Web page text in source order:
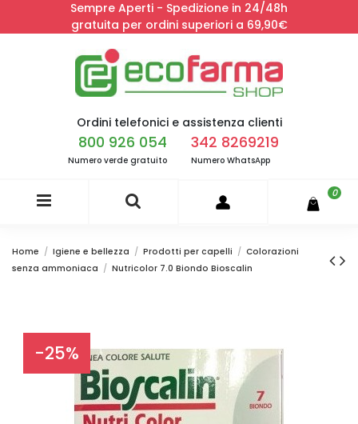
Sempre Aperti - Spedizione in 24/48h
gratuita per ordini superiori a 69,90€
Ordini telefonici e assistenza clienti
800 926 054
Numero verde gratuito
342 8269219
Numero WhatsApp
0
Home Igiene e bellezza Prodotti per capelli
Colorazioni
senza ammoniaca
Nutricolor 7.0 Biondo Bioscalin
-25%